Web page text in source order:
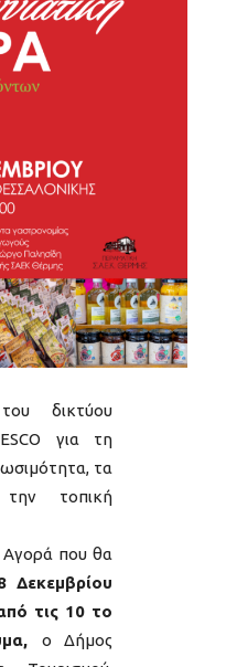
δικτύου
για τη
τα
τοπική
Αγορά που θα
Δεκεμβρίου
τις 10 το
ο Δήμος